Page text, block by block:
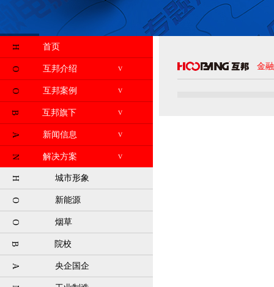
H 首页
O V
互邦介绍
O V
互邦案例
B V
互邦旗下
A V
新闻信息
N V
解决方案
H 城市形象
O 新能源
O 烟草
B 院校
A 央企国企
金融